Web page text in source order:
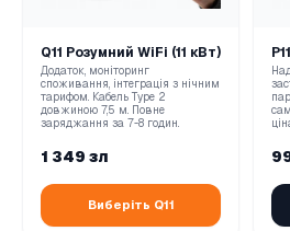
Q11 Розумний WiFi (11 кВт)
Додаток, моніторинг
споживання, інтеграція з нічним
тарифом. Кабель Type 2
довжиною 7,5 м. Повне
заряджання за 7-8 годин.
1 349 зл
Виберіть Q11